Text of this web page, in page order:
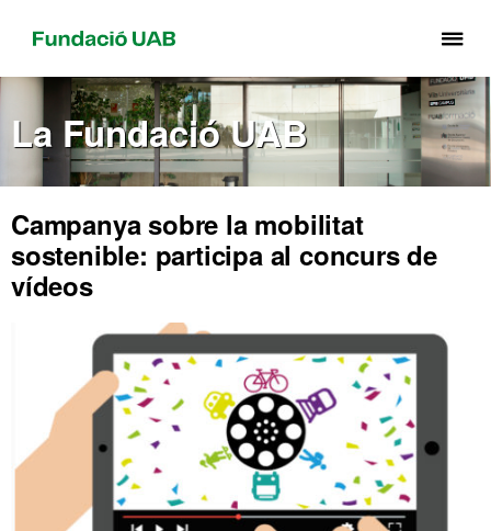
el
de
La Fundació UAB
Campanya sobre la mobilitat
sostenible: participa al concurs de
vídeos